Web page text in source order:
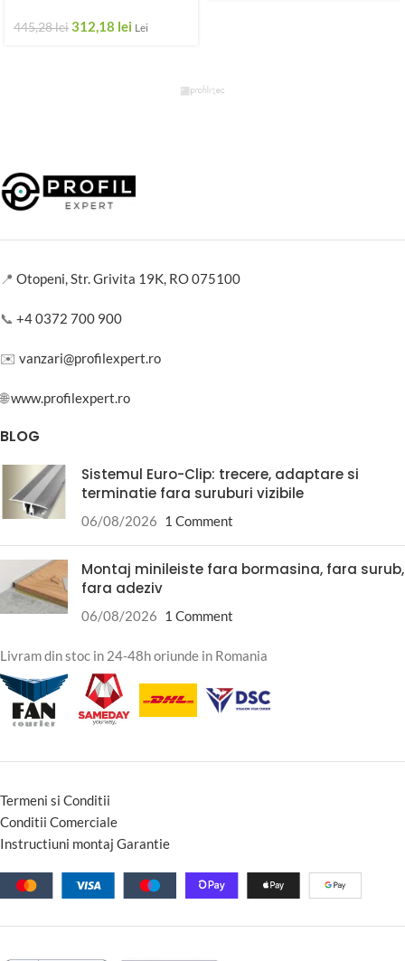
445,28lei312,18 lei Lei
📍 Otopeni, Str. Grivita 19K, RO 075100
📞 +4 0372 700 900
✉️ vanzari@profilexpert.ro
🌐www.profilexpert.ro
BLOG
Sistemul Euro-Clip: trecere, adaptare si
terminatie fara suruburi vizibile
06/08/2026 1 Comment
Montaj minileiste fara bormasina, fara surub,
fara adeziv
06/08/2026 1 Comment
Livram din stoc in 24-48h oriunde in Romania
Termeni si Conditii
Conditii Comerciale
Instructiuni montaj Garantie